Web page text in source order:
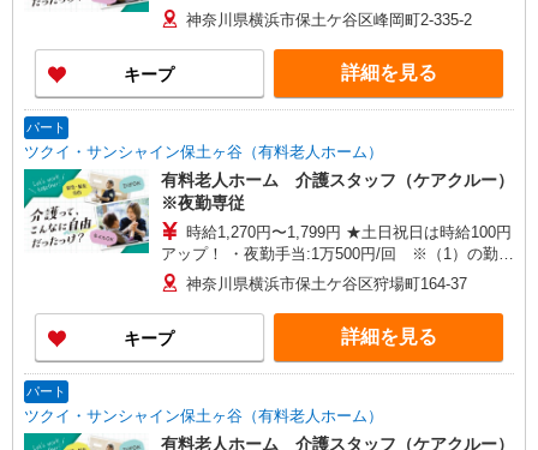
介護手当:500円/時間 ・早朝夜間深夜手当:300円/
時間 （18:00〜翌07:59の時間帯） ・ICT手
当:2,000円/月 ・深夜割増は別途支給 ・ケア→ケ
アの移動時間も賃金（時給）を支給 ※給与幅は資
格・経験等による
神奈川県横浜市保土ケ谷区峰岡町2-335-2
キープ 詳細を見る
パート
ツクイ・サンシャイン保土ヶ谷（有料老人ホーム）
有料老人ホーム 介護スタッフ（ケアクルー）
※夜勤専従
時給1,270円〜1,799円 ★土日祝日は時給100円
アップ！ ・夜勤手当:1万500円/回 ※（1）の勤務
時に支給 ※給与幅は資格・経験等による
神奈川県横浜市保土ケ谷区狩場町164-37
キープ 詳細を見る
パート
ツクイ・サンシャイン保土ヶ谷（有料老人ホーム）
有料老人ホーム 介護スタッフ（ケアクルー）